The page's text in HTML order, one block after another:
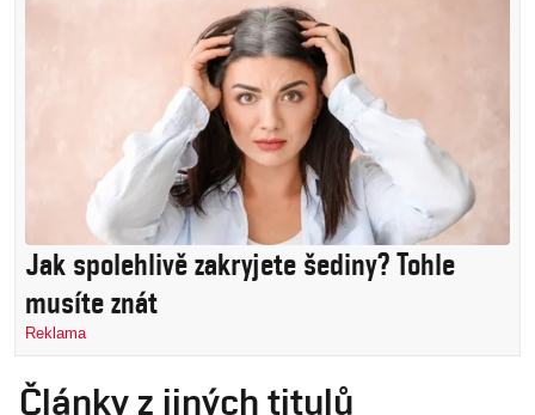
Jak spolehlivě zakryjete šediny? Tohle
musíte znát
Reklama
Články z jiných titulů